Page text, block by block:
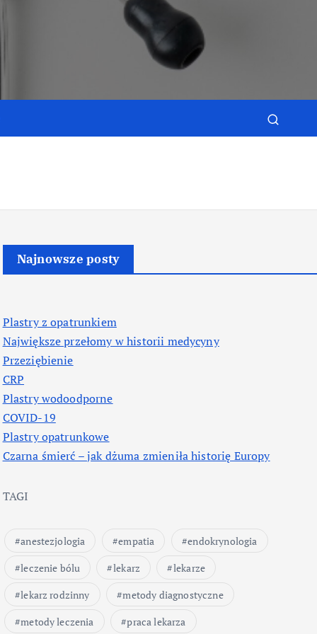
Najnowsze posty
Plastry z opatrunkiem
Największe przełomy w historii medycyny
Przeziębienie
CRP
Plastry wodoodporne
COVID-19
Plastry opatrunkowe
Czarna śmierć – jak dżuma zmieniła historię Europy
TAGI
anestezjologia empatia
endokrynologia
leczenie bólu
lekarz
lekarze
lekarz rodzinny
metody diagnostyczne
metody leczenia
praca lekarza